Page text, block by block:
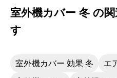
室外機カバー 冬 の
す
室外機カバー 効果 冬 エ